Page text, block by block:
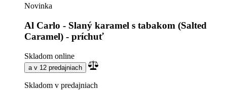
Novinka
Al Carlo - Slaný karamel s tabakom (Salted
Caramel) - príchuť
Skladom online
a v 12 predajniach
Skladom v predajniach